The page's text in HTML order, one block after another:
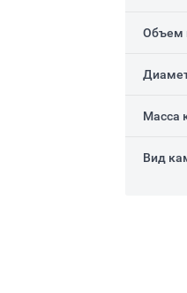
Объем
Масса
Вид